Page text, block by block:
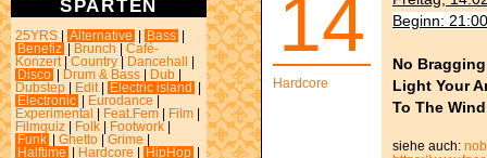
SPARTEN
25YRS Alternative Bass
Benefiz
Brunch
Café-
Konzert
Country Dancehall
Disco
Drum & Bass Dub
Dubstep
Edit Electric island
Electronic
Eurodance
Experimental
Feat.Fem Film
Filmquiz
Folk Footwork
Funk
Ghetto Grime
Halftime
Hardcore HipHop
14
Hardcore
Beginn:
No
Light Your
To The Wind
siehe auch: